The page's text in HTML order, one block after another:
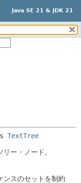
Java SE 21 & JDK 21
済
ド
トラクタ
ド
TextTree
ー・ノード。
ンスのセットを制約